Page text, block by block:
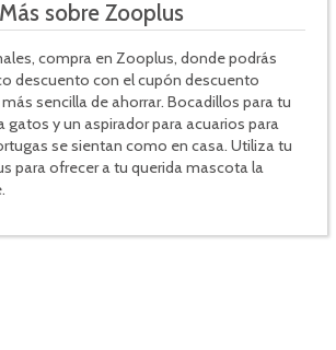
Más sobre Zooplus
compra en Zooplus, donde podrás
descuento con el cupón descuento
sencilla de ahorrar. Bocadillos para tu
gatos y un aspirador para acuarios para
se sientan como en casa. Utiliza tu
para ofrecer a tu querida mascota la